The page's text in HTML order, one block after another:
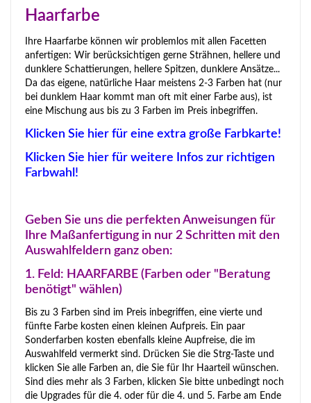
Haarfarbe
Ihre Haarfarbe können wir problemlos mit allen Facetten
anfertigen: Wir berücksichtigen gerne Strähnen, hellere und
dunklere Schattierungen, hellere Spitzen, dunklere Ansätze...
Da das eigene, natürliche Haar meistens 2-3 Farben hat (nur
bei dunklem Haar kommt man oft mit einer Farbe aus), ist
eine Mischung aus bis zu 3 Farben im Preis inbegriffen.
Klicken Sie hier für eine extra große Farbkarte!
Klicken Sie hier für weitere Infos zur richtigen
Farbwahl!
Geben Sie uns die perfekten Anweisungen für
Ihre Maßanfertigung in nur 2 Schritten mit den
Auswahlfeldern ganz oben:
1. Feld: HAARFARBE (Farben oder "Beratung
benötigt" wählen)
Bis zu 3 Farben sind im Preis inbegriffen, eine vierte und
fünfte Farbe kosten einen kleinen Aufpreis. Ein paar
Sonderfarben kosten ebenfalls kleine Aupfreise, die im
Auswahlfeld vermerkt sind. Drücken Sie die Strg-Taste und
klicken Sie alle Farben an, die Sie für Ihr Haarteil wünschen.
Sind dies mehr als 3 Farben, klicken Sie bitte unbedingt noch
die Upgrades für die 4. oder für die 4. und 5. Farbe am Ende